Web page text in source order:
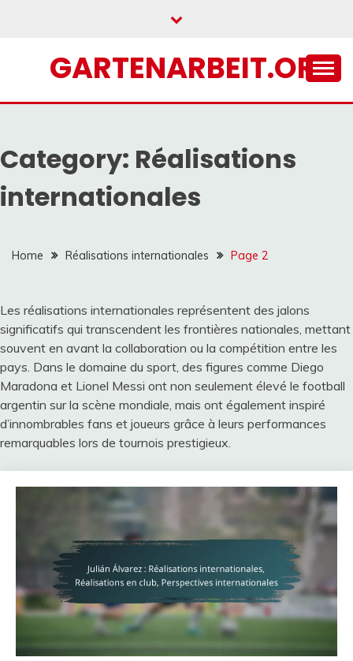
GARTENARBEIT.ORG
Category: Réalisations
internationales
Home Réalisations internationales Page 2
Les réalisations internationales représentent des jalons
significatifs qui transcendent les frontières nationales, mettant
souvent en avant la collaboration ou la compétition entre les
pays. Dans le domaine du sport, des figures comme Diego
Maradona et Lionel Messi ont non seulement élevé le football
argentin sur la scène mondiale, mais ont également inspiré
d’innombrables fans et joueurs grâce à leurs performances
remarquables lors de tournois prestigieux.